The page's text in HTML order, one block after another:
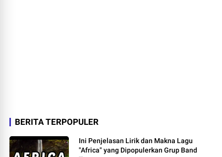
BERITA TERPOPULER
Ini Penjelasan Lirik dan Makna Lagu
"Africa" yang Dipopulerkan Grup Band